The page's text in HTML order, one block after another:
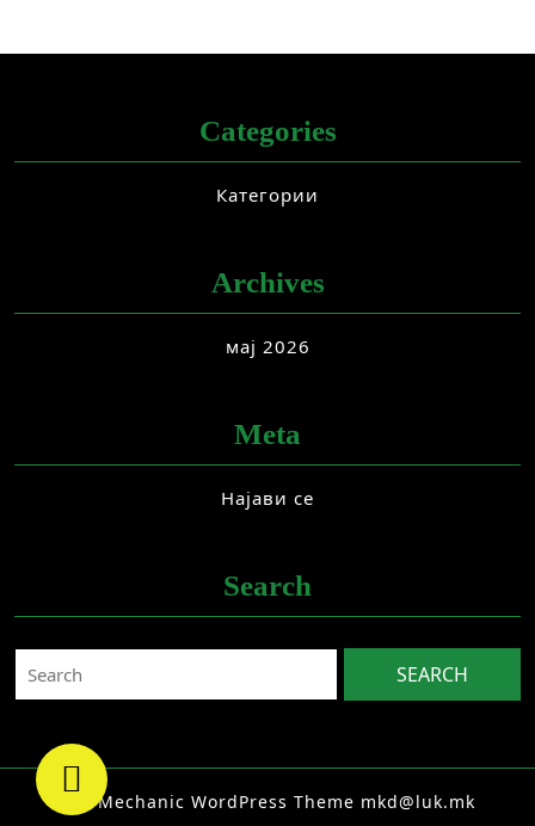
Categories
Категории
Archives
мај 2026
Meta
Најави се
Search
for:
Car Mechanic WordPress Theme mkd@luk.mk